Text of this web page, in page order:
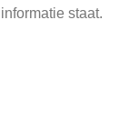
staat.